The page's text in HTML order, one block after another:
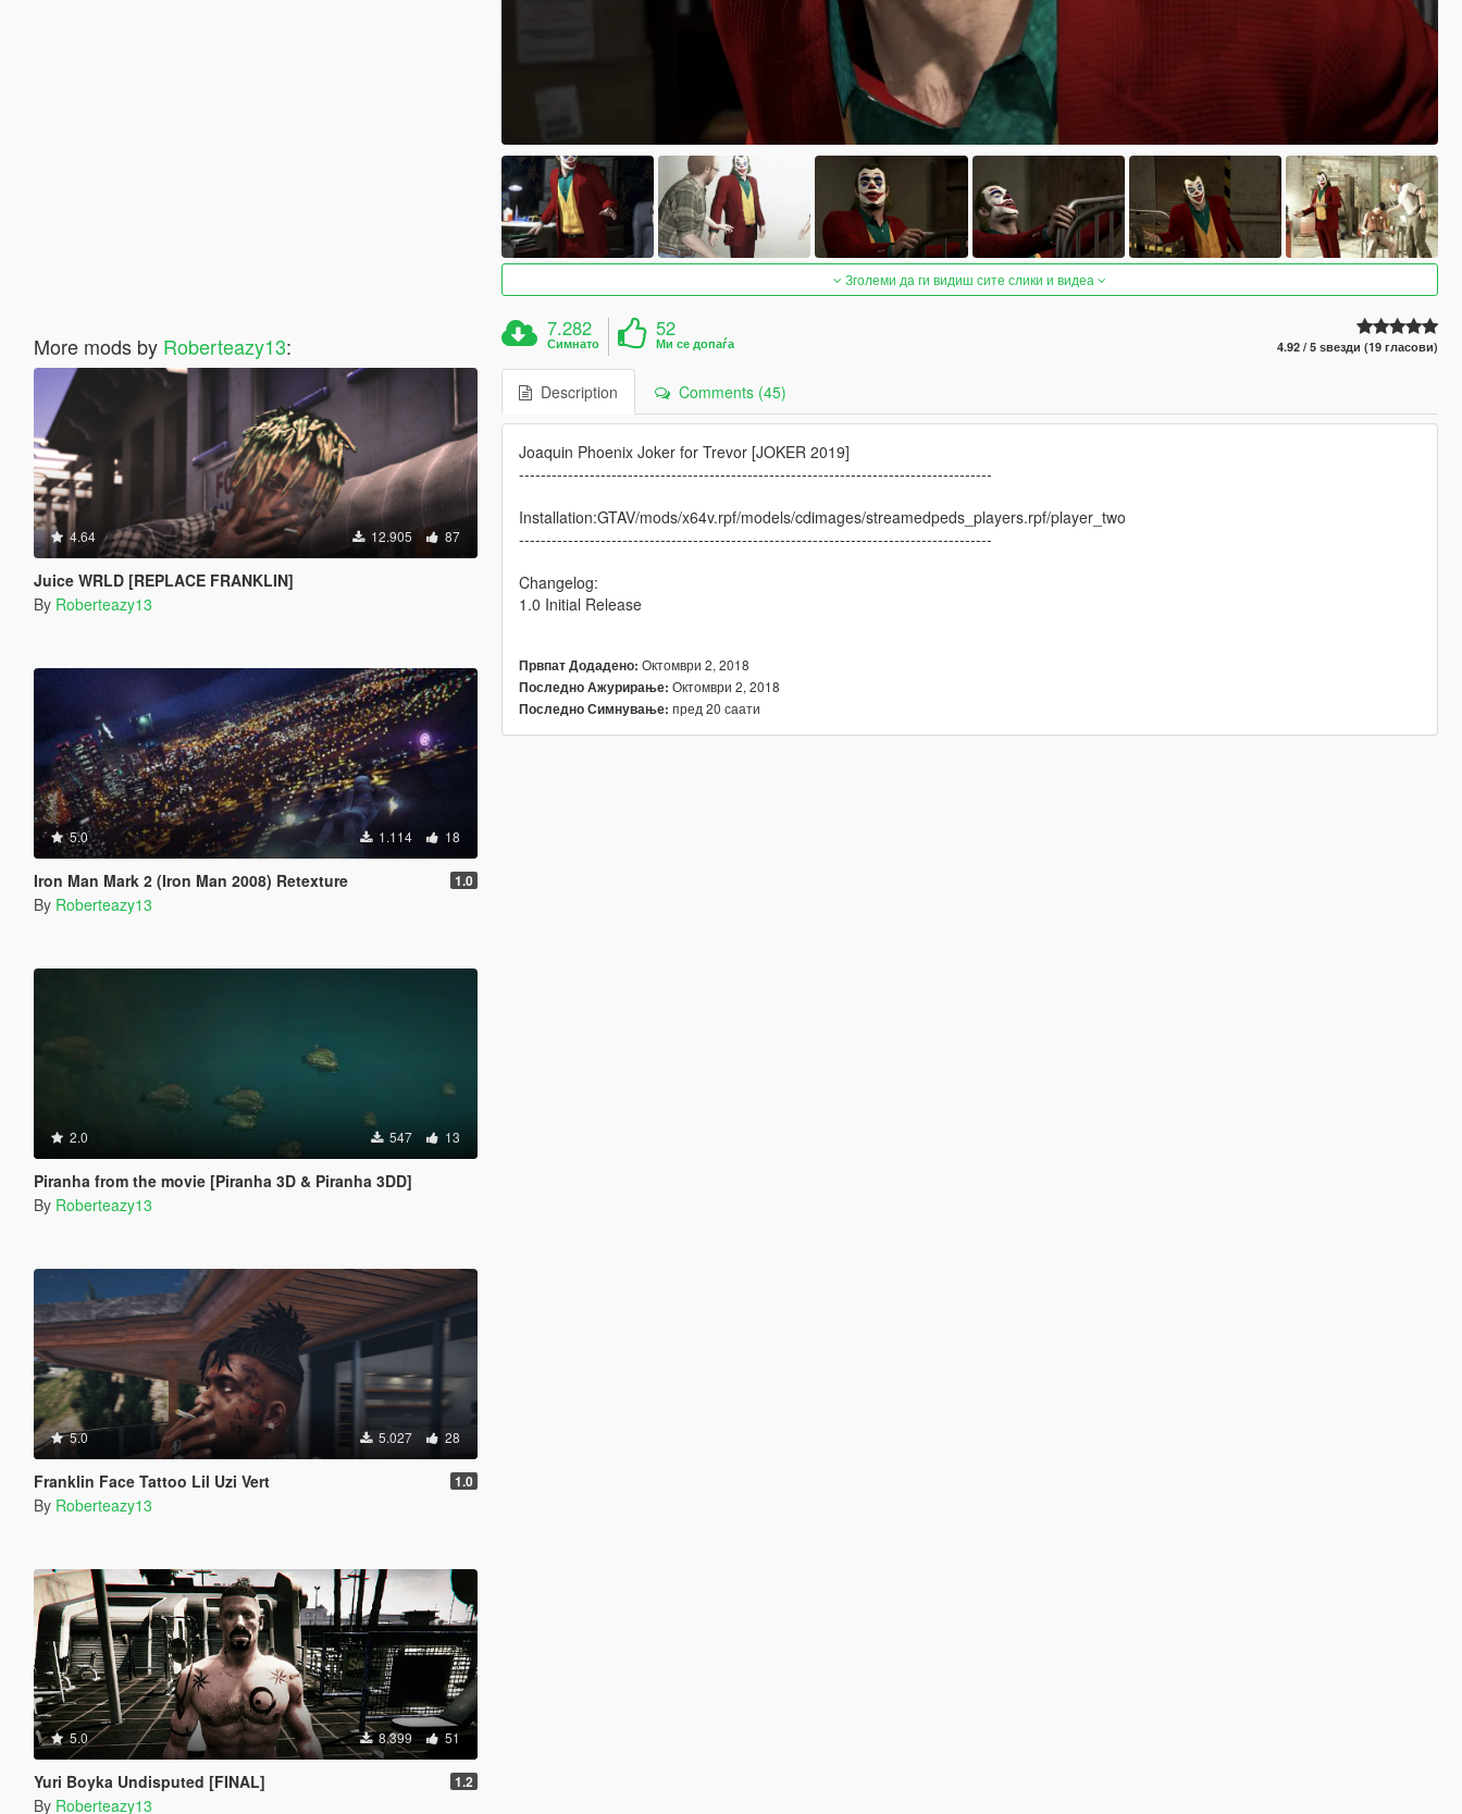
More mods by Roberteazy13:
4.64 12.905 87
Juice WRLD [REPLACE FRANKLIN]
By Roberteazy13
5.0 1.114 18
Iron Man Mark 2 (Iron Man 2008) Retexture 1.0
By Roberteazy13
2.0 547 13
Piranha from the movie [Piranha 3D & Piranha 3DD]
By Roberteazy13
5.0 5.027 28
Franklin Face Tattoo Lil Uzi Vert 1.0
By Roberteazy13
5.0 8.399 51
Yuri Boyka Undisputed [FINAL] 1.2
By Roberteazy13
Зголеми да ги видиш сите слики и видеа
7.282
Симнато
52
Ми се допаѓа 4.92 / 5 ѕвезди (19 гласови)
Description Comments (45)
Joaquin Phoenix Joker for Trevor [JOKER 2019]
---------------------------------------------------------------------------------------
Installation:GTAV/mods/x64v.rpf/models/cdimages/streamedpeds_players.rpf/player_two
---------------------------------------------------------------------------------------
Changelog:
1.0 Initial Release
Првпат Додадено: Октомври 2, 2018
Последно Ажурирање: Октомври 2, 2018
Последно Симнување: пред 20 саати